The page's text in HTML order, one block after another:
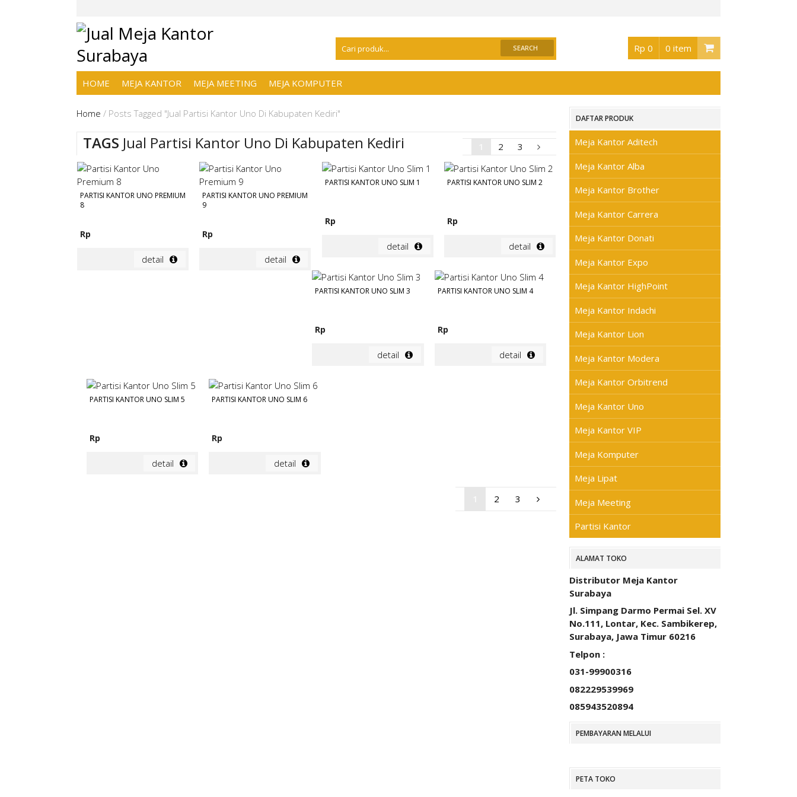
Rp 0 0 item
HOME MEJA KANTOR MEJA MEETING MEJA KOMPUTER
Home / Posts Tagged "Jual Partisi Kantor Uno Di Kabupaten Kediri"
TAGS Jual Partisi Kantor Uno Di Kabupaten Kediri 2 3
PARTISI KANTOR UNO PREMIUM
8
Rp
detail
PARTISI KANTOR UNO PREMIUM
9
Rp
detail
PARTISI KANTOR UNO SLIM 1
Rp
detail
PARTISI KANTOR UNO SLIM 2
Rp
detail
PARTISI KANTOR UNO SLIM 3
Rp
detail
PARTISI KANTOR UNO SLIM 4
Rp
detail
PARTISI KANTOR UNO SLIM 5
Rp
detail
PARTISI KANTOR UNO SLIM 6
Rp
detail
2 3
DAFTAR PRODUK
Meja Kantor Aditech
Meja Kantor Alba
Meja Kantor Brother
Meja Kantor Carrera
Meja Kantor Donati
Meja Kantor Expo
Meja Kantor HighPoint
Meja Kantor Indachi
Meja Kantor Lion
Meja Kantor Modera
Meja Kantor Orbitrend
Meja Kantor Uno
Meja Kantor VIP
Meja Komputer
Meja Lipat
Meja Meeting
Partisi Kantor
ALAMAT TOKO
Distributor Meja Kantor
Surabaya
Jl. Simpang Darmo Permai Sel. XV
No.111, Lontar, Kec. Sambikerep,
Surabaya, Jawa Timur 60216
Telpon :
031-99900316
082229539969
085943520894
PEMBAYARAN MELALUI
PETA TOKO